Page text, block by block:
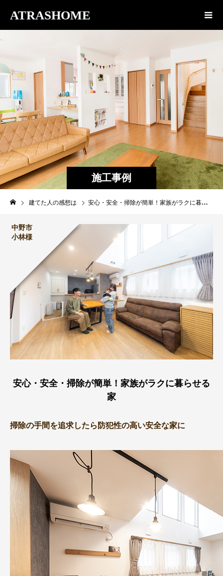
ATRASHOME
施工事例
建てた人の感想は 安心・安全・掃除が簡単！家族がラクに暮らせる家
中野市
小林様
安心・安全・掃除が簡単！家族がラクに暮らせる
家
掃除の手間を追求したら防犯性の高い安全な家に